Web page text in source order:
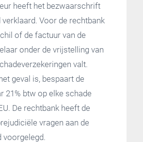
heeft het bezwaarschrift
Voor de rechtbank
of de factuur van de
onder de vrijstelling van
valt.
geval is, bespaart de
21% btw op elke schade
De rechtbank heeft de
vragen aan de
voorgelegd.